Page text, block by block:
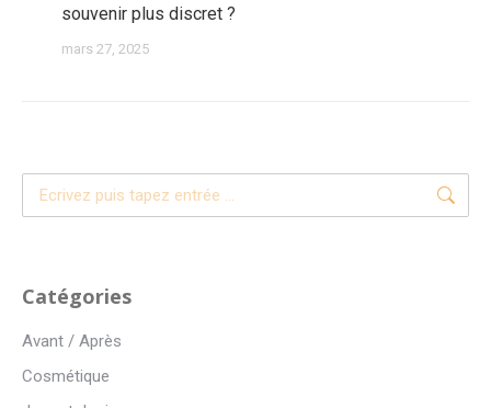
souvenir plus discret ?
mars 27, 2025
Recherche
:
Catégories
Avant / Après
Cosmétique